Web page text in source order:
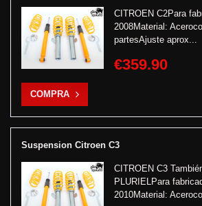
CITROEN C2Para
2008Material:
partesAjuste aprox...
€359.90
COMPRA
Suspension Citroen C3
CITROEN C3
PLURIELPara
2010Material: